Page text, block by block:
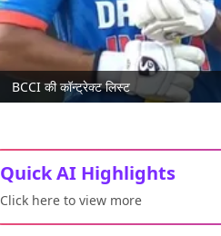
BCCI की कॉन्ट्रेक्ट लिस्ट
Quick AI Highlights
Click here to view more